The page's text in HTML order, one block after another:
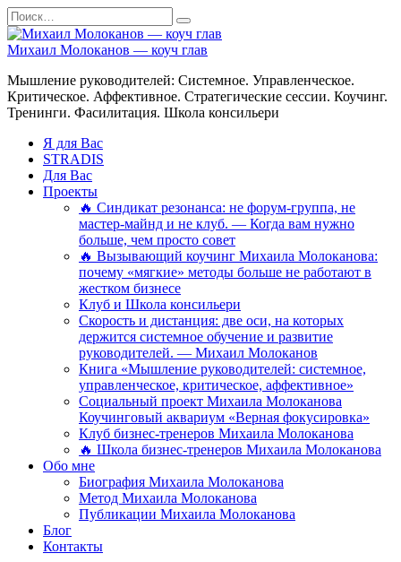
Перейти
к
содержанию
Search
for:
Михаил Молоканов — коуч глав
Мышление руководителей: Системное. Управленческое.
Критическое. Аффективное. Стратегические сессии. Коучинг.
Тренинги. Фасилитация. Школа консильери
Я для Вас
STRADIS
Для Вас
Проекты
🔥 Синдикат резонанса: не форум-группа, не
мастер-майнд и не клуб. — Когда вам нужно
больше, чем просто совет
🔥 Вызывающий коучинг Михаила Молоканова:
почему «мягкие» методы больше не работают в
жестком бизнесе
Клуб и Школа консильери
Скорость и дистанция: две оси, на которых
держится системное обучение и развитие
руководителей. — Михаил Молоканов
Книга «Мышление руководителей: системное,
управленческое, критическое, аффективное»
Социальный проект Михаила Молоканова
Коучинговый аквариум «Верная фокусировка»
Клуб бизнес-тренеров Михаила Молоканова
🔥 Школа бизнес-тренеров Михаила Молоканова
Обо мне
Биография Михаила Молоканова
Метод Михаила Молоканова
Публикации Михаила Молоканова
Блог
Контакты